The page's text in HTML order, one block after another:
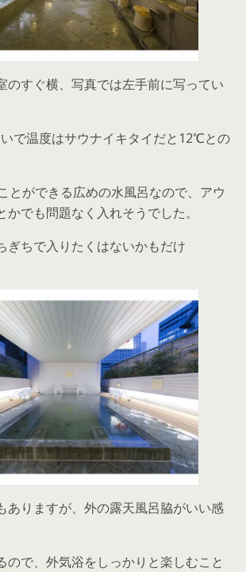
のすぐ横、写真では左手前に写ってい
で温度はサウナイキタイだと12℃との
とができる広めの水風呂なので、アウ
かでも問題なく入れそうでした。
ぎちで入りたくはないかもだけ
ありますが、外の露天風呂脇がいい感
ので、外気浴をしっかりと楽しむこと